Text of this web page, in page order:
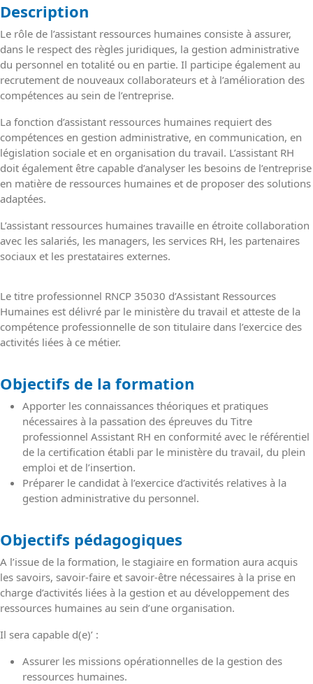
Description
Le rôle de l’assistant ressources humaines consiste à assurer,
dans le respect des règles juridiques, la gestion administrative
du personnel en totalité ou en partie. Il participe également au
recrutement de nouveaux collaborateurs et à l’amélioration des
compétences au sein de l’entreprise.
La fonction d’assistant ressources humaines requiert des
compétences en gestion administrative, en communication, en
législation sociale et en organisation du travail. L’assistant RH
doit également être capable d’analyser les besoins de l’entreprise
en matière de ressources humaines et de proposer des solutions
adaptées.
L’assistant ressources humaines travaille en étroite collaboration
avec les salariés, les managers, les services RH, les partenaires
sociaux et les prestataires externes.
Le titre professionnel RNCP 35030 d’Assistant Ressources
Humaines est délivré par le ministère du travail et atteste de la
compétence professionnelle de son titulaire dans l’exercice des
activités liées à ce métier.
Objectifs de la formation
Apporter les connaissances théoriques et pratiques
nécessaires à la passation des épreuves du Titre
professionnel Assistant RH en conformité avec le référentiel
de la certification établi par le ministère du travail, du plein
emploi et de l’insertion.
Préparer le candidat à l’exercice d’activités relatives à la
gestion administrative du personnel.
Objectifs pédagogiques
A l’issue de la formation, le stagiaire en formation aura acquis
les savoirs, savoir-faire et savoir-être nécessaires à la prise en
charge d’activités liées à la gestion et au développement des
ressources humaines au sein d’une organisation.
Il sera capable d(e)’ :
Assurer les missions opérationnelles de la gestion des
ressources humaines.